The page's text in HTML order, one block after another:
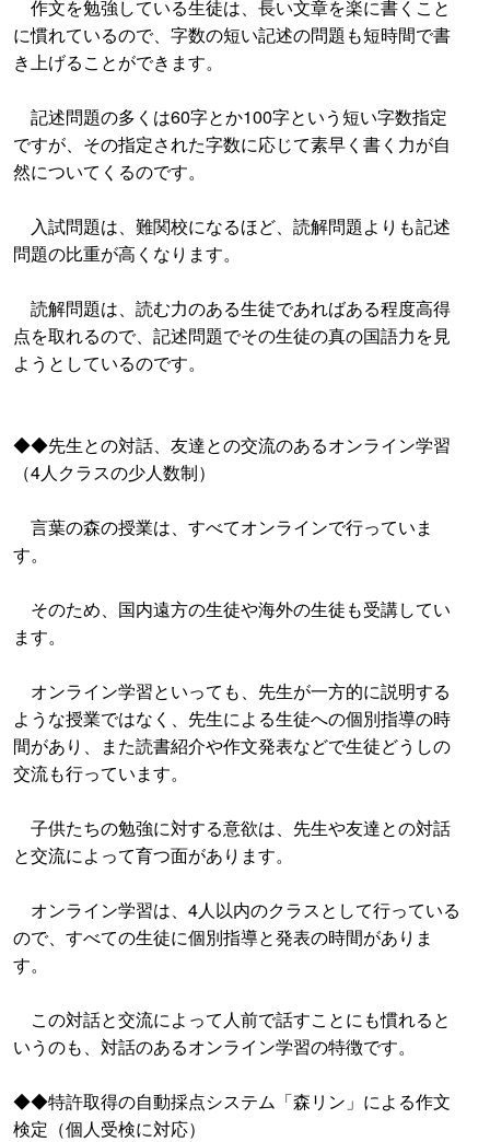
作文を勉強している生徒は、長い文章を楽に書くこと
に慣れているので、字数の短い記述の問題も短時間で書
き上げることができます。
記述問題の多くは60字とか100字という短い字数指定
ですが、その指定された字数に応じて素早く書く力が自
然についてくるのです。
入試問題は、難関校になるほど、読解問題よりも記述
問題の比重が高くなります。
読解問題は、読む力のある生徒であればある程度高得
点を取れるので、記述問題でその生徒の真の国語力を見
ようとしているのです。
◆◆先生との対話、友達との交流のあるオンライン学習
（4人クラスの少人数制）
言葉の森の授業は、すべてオンラインで行っていま
す。
そのため、国内遠方の生徒や海外の生徒も受講してい
ます。
オンライン学習といっても、先生が一方的に説明する
ような授業ではなく、先生による生徒への個別指導の時
間があり、また読書紹介や作文発表などで生徒どうしの
交流も行っています。
子供たちの勉強に対する意欲は、先生や友達との対話
と交流によって育つ面があります。
オンライン学習は、4人以内のクラスとして行っている
ので、すべての生徒に個別指導と発表の時間がありま
す。
この対話と交流によって人前で話すことにも慣れると
いうのも、対話のあるオンライン学習の特徴です。
◆◆特許取得の自動採点システム「森リン」による作文
検定（個人受検に対応）